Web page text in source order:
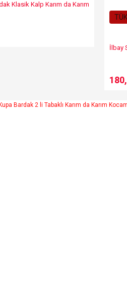
Klasik Kalp Karım da Karım
İlbay